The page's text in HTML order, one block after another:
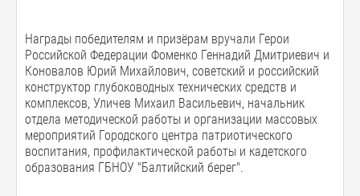
Награды победителям и призёрам вручали Герои
Российской Федерации Фоменко Геннадий Дмитриевич и
Коновалов Юрий Михайлович, советский и российский
конструктор глубоководных технических средств и
комплексов, Уличев Михаил Васильевич, начальник
отдела методической работы и организации массовых
мероприятий Городского центра патриотического
воспитания, профилактической работы и кадетского
образования ГБНОУ "Балтийский берег".